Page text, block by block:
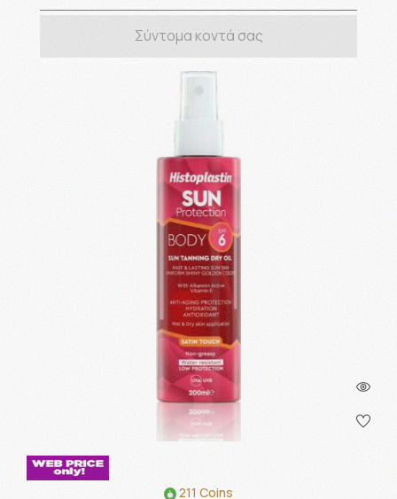
Σύντομα κοντά σας
211 Coins